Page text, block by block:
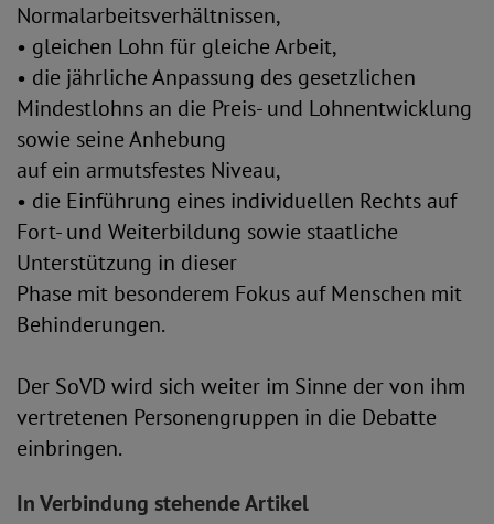
Normalarbeitsverhältnissen,
• gleichen Lohn für gleiche Arbeit,
• die jährliche Anpassung des gesetzlichen
Mindestlohns an die Preis- und Lohnentwicklung
sowie seine Anhebung
auf ein armutsfestes Niveau,
• die Einführung eines individuellen Rechts auf
Fort- und Weiterbildung sowie staatliche
Unterstützung in dieser
Phase mit besonderem Fokus auf Menschen mit
Behinderungen.
Der SoVD wird sich weiter im Sinne der von ihm
vertretenen Personengruppen in die Debatte
einbringen.
In Verbindung stehende Artikel